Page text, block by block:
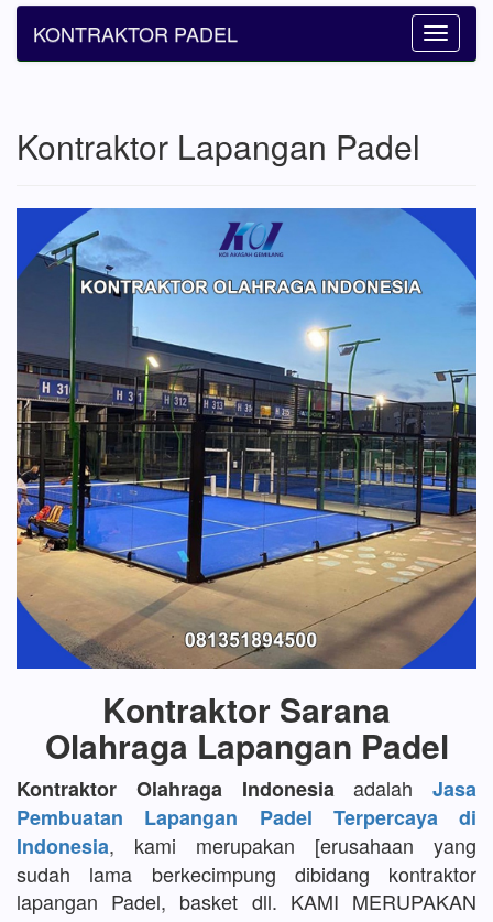
Toggle
KONTRAKTOR PADEL
Kontraktor Lapangan Padel
Kontraktor Sarana
Olahraga Lapangan Padel
Kontraktor Olahraga Indonesia adalah Jasa
Pembuatan Lapangan Padel Terpercaya di
Indonesia, kami merupakan [erusahaan yang
sudah lama berkecimpung dibidang kontraktor
lapangan Padel, basket dll. KAMI MERUPAKAN